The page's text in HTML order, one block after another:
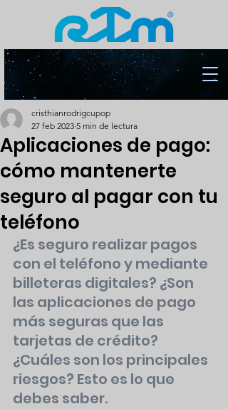
Aplicaciones de pago:
cómo mantenerte
seguro al pagar con tu
teléfono
cristhianrodrigcupop
27 feb 2023 5 min de lectura
¿Es seguro realizar pagos
con el teléfono y mediante
billeteras digitales? ¿Son
las aplicaciones de pago
más seguras que las
tarjetas de crédito?
¿Cuáles son los principales
riesgos? Esto es lo que
debes saber.